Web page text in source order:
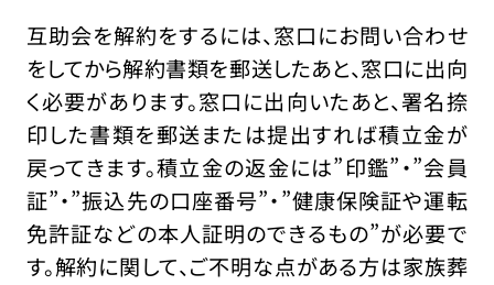
互助会を解約をするには、窓口にお問い合わせ
をしてから解約書類を郵送したあと、窓口に出向
く必要があります。窓口に出向いたあと、署名捺
印した書類を郵送または提出すれば積立金が
戻ってきます。積立金の返金には”印鑑”・”会員
証”・”振込先の口座番号”・”健康保険証や運転
免許証などの本人証明のできるもの”が必要で
す。解約に関して、ご不明な点がある方は家族葬